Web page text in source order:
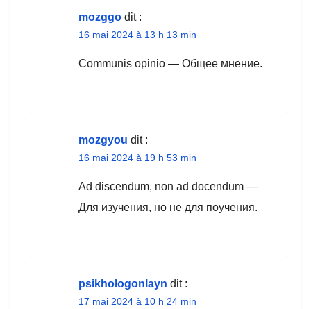
mozggo dit :
16 mai 2024 à 13 h 13 min
Communis opinio — Общее мнение.
mozgyou dit :
16 mai 2024 à 19 h 53 min
Ad discendum, non ad docendum —
Для изучения, но не для поучения.
psikhologonlayn dit :
17 mai 2024 à 10 h 24 min